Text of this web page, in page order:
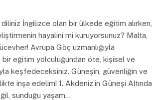
İngilizce olan bir ülkede eğitim alırken,
hayalini mi kuruyorsunuz? Malta,
Avrupa Göç uzmanlığıyla
bir eğitim yolculuğundan öte, kişisel ve
keşfedeceksiniz. Güneşin, güvenliğin ve
inşa edelim! 1. Akdeniz’in Güneşi Altında
sunduğu yaşam…